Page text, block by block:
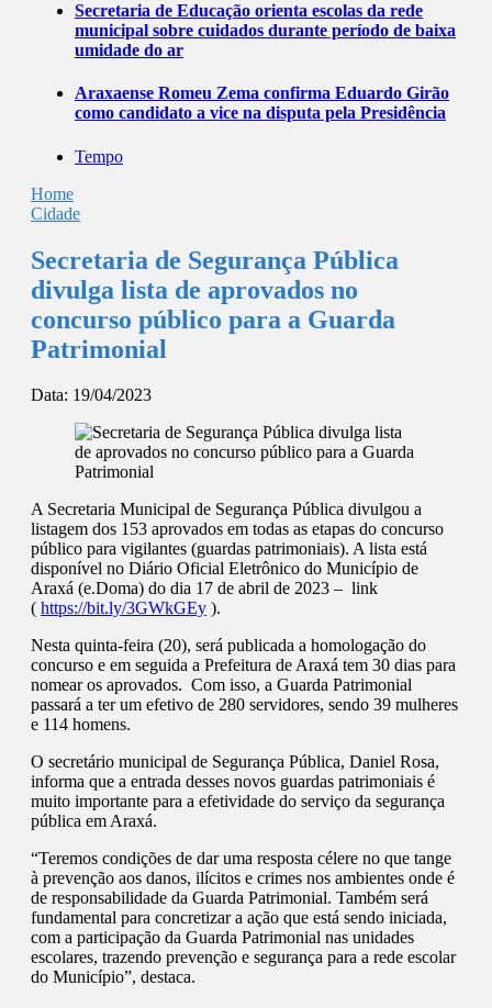
Secretaria de Educação orienta escolas da rede
municipal sobre cuidados durante período de baixa
umidade do ar
Araxaense Romeu Zema confirma Eduardo Girão
como candidato a vice na disputa pela Presidência
Tempo
Home
Cidade
Secretaria de Segurança Pública
divulga lista de aprovados no
concurso público para a Guarda
Patrimonial
Data: 19/04/2023
A Secretaria Municipal de Segurança Pública divulgou a
listagem dos 153 aprovados em todas as etapas do concurso
público para vigilantes (guardas patrimoniais). A lista está
disponível no Diário Oficial Eletrônico do Município de
Araxá (e.Doma) do dia 17 de abril de 2023 – link
( https://bit.ly/3GWkGEy ).
Nesta quinta-feira (20), será publicada a homologação do
concurso e em seguida a Prefeitura de Araxá tem 30 dias para
nomear os aprovados. Com isso, a Guarda Patrimonial
passará a ter um efetivo de 280 servidores, sendo 39 mulheres
e 114 homens.
O secretário municipal de Segurança Pública, Daniel Rosa,
informa que a entrada desses novos guardas patrimoniais é
muito importante para a efetividade do serviço da segurança
pública em Araxá.
“Teremos condições de dar uma resposta célere no que tange
à prevenção aos danos, ilícitos e crimes nos ambientes onde é
de responsabilidade da Guarda Patrimonial. Também será
fundamental para concretizar a ação que está sendo iniciada,
com a participação da Guarda Patrimonial nas unidades
escolares, trazendo prevenção e segurança para a rede escolar
do Município”, destaca.